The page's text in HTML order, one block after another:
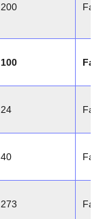
200
100
24
40
273